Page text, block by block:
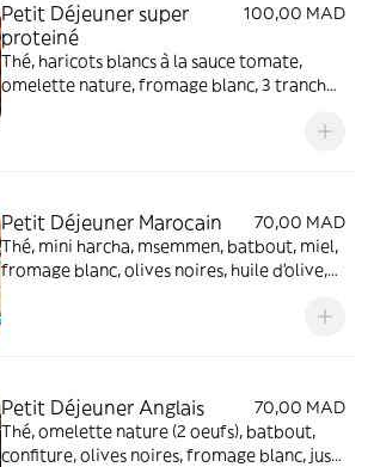
Petit Déjeuner super
proteiné
100,00 MAD
Thé, haricots blancs à la sauce tomate,
omelette nature, fromage blanc, 3 tranches
Petit Déjeuner Marocain
70,00 MAD
Thé, mini harcha, msemmen, batbout, miel,
fromage blanc, olives noires, huile d'olive,
Petit Déjeuner Anglais
70,00 MAD
Thé, omelette nature (2 oeufs), batbout,
confiture, olives noires, fromage blanc, jus